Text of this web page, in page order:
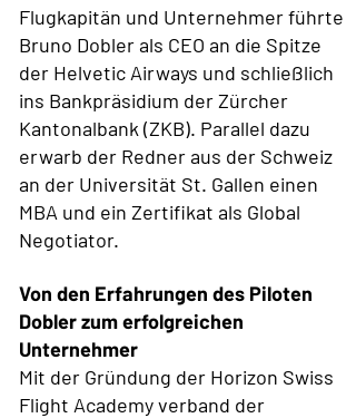
Flugkapitän und Unternehmer führte
Bruno Dobler als CEO an die Spitze
der Helvetic Airways und schließlich
ins Bankpräsidium der Zürcher
Kantonalbank (ZKB). Parallel dazu
erwarb der Redner aus der Schweiz
an der Universität St. Gallen einen
MBA und ein Zertifikat als Global
Negotiator.
Von den Erfahrungen des Piloten
Dobler zum erfolgreichen
Unternehmer
Mit der Gründung der Horizon Swiss
Flight Academy verband der